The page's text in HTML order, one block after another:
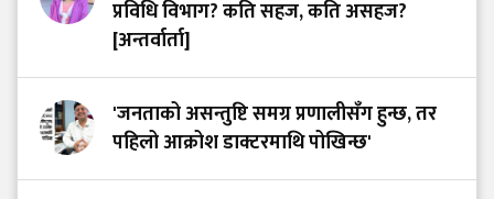
प्रविधि विभाग? कति सहज, कति असहज?
[अन्तर्वार्ता]
'जनताको असन्तुष्टि समग्र प्रणालीसँग हुन्छ, तर
पहिलो आक्रोश डाक्टरमाथि पोखिन्छ'